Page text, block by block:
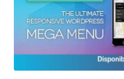
Scripts
Plantillas
Actualizaciones